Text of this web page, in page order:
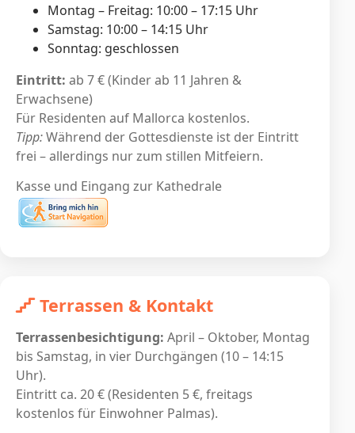
Montag – Freitag: 10:00 – 17:15 Uhr
Samstag: 10:00 – 14:15 Uhr
Sonntag: geschlossen
Eintritt: ab 7 € (Kinder ab 11 Jahren &
Erwachsene)
Für Residenten auf Mallorca kostenlos.
Tipp:Während der Gottesdienste ist der Eintritt
frei – allerdings nur zum stillen Mitfeiern.
Kasse und Eingang zur Kathedrale
Terrassen & Kontakt
Terrassenbesichtigung: April – Oktober, Montag
bis Samstag, in vier Durchgängen (10 – 14:15
Uhr).
Eintritt ca. 20 € (Residenten 5 €, freitags
kostenlos für Einwohner Palmas).